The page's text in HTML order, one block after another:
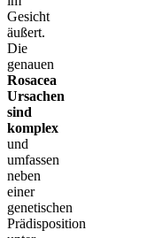
Gesicht
äußert.
Die
genauen
Rosacea
Ursachen
sind
komplex
und
umfassen
neben
einer
genetischen
Prädisposition